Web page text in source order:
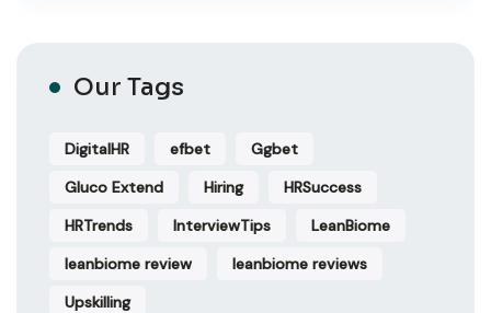
Our Tags
DigitalHR efbet
Ggbet
Gluco Extend
Hiring
HRSuccess
HRTrends
InterviewTips
LeanBiome
leanbiome review
leanbiome reviews
Upskilling